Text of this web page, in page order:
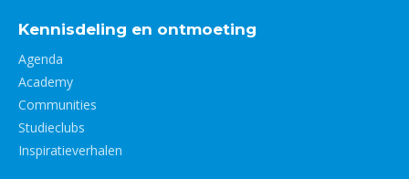
Kennisdeling en ontmoeting
Agenda
Academy
Communities
Studieclubs
Inspiratieverhalen